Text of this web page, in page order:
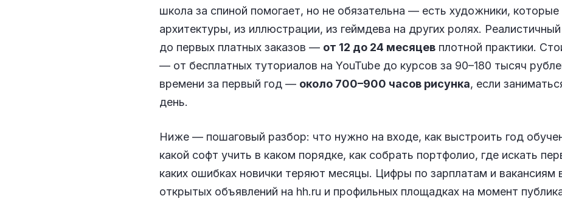
школа за спиной помогает, но не обязательна — есть художники,
архитектуры, из иллюстрации, из геймдева на других ролях.
до первых платных заказов — от 12 до 24 месяцев плотной практики.
— от бесплатных туториалов на YouTube до курсов за 90–180 тысяч
времени за первый год — около 700–900 часов рисунка, если
день.
Ниже — пошаговый разбор: что нужно на входе, как выстроить год
какой софт учить в каком порядке, как собрать портфолио, где искать
каких ошибках новички теряют месяцы. Цифры по зарплатам и вакансиям
открытых объявлений на hh.ru и профильных площадках на момент